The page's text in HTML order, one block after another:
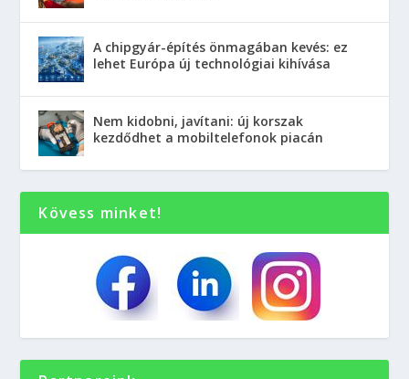
A chipgyár-építés önmagában kevés: ez
lehet Európa új technológiai kihívása
Nem kidobni, javítani: új korszak
kezdődhet a mobiltelefonok piacán
Kövess minket!